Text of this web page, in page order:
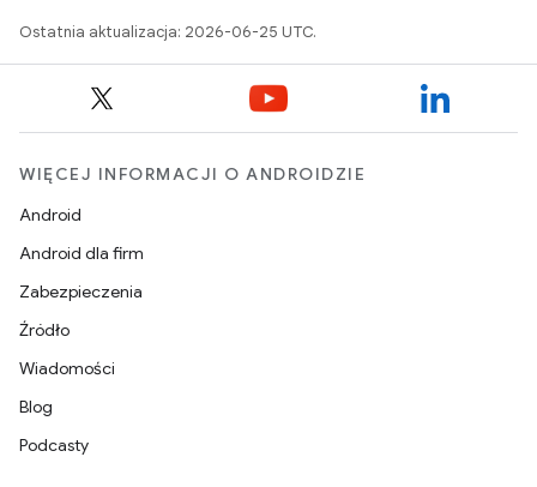
Ostatnia aktualizacja: 2026-06-25 UTC.
WIĘCEJ INFORMACJI O ANDROIDZIE
Android
Android dla firm
Zabezpieczenia
Źródło
Wiadomości
Blog
Podcasty